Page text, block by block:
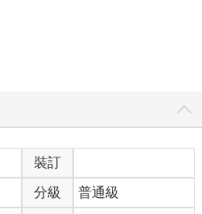
裝訂
分級 普通級